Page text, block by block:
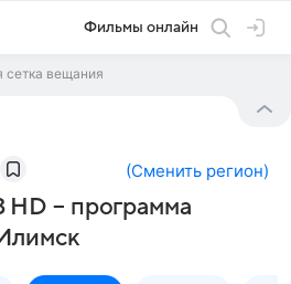
Фильмы онлайн
сетка вещания
(Сменить регион)
– программа